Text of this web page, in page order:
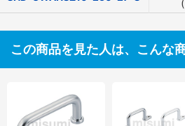
(
この商品を見た人は、こんな